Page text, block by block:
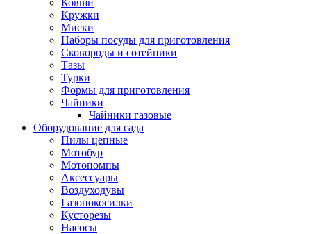
Кружки
Миски
Наборы посуды для приготовления
Сковороды и сотейники
Тазы
Турки
Формы для приготовления
Чайники
Чайники газовые
Оборудование для сада
Пилы цепные
Мотобур
Мотопомпы
Аксессуары
Воздуходувы
Газонокосилки
Кусторезы
Насосы